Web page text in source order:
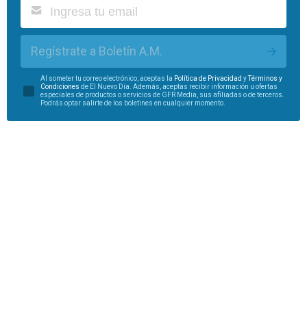
Regístrate a Boletín A.M.
Al someter tu correo electrónico, aceptas la Política de Privacidad yTérminos y
Condiciones de El Nuevo Día. Además, aceptas recibir información u ofertas
especiales de productos o servicios de GFR Media, sus afiliadas o de terceros.
Podrás optar salirte de los boletines en cualquier momento.